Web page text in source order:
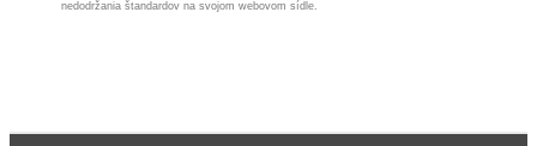
nedodržania štandardov na svojom webovom sídle.